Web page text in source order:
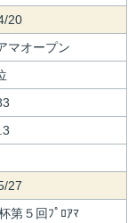
20
マオープン
27
第５回ﾌﾟﾛｱﾏ